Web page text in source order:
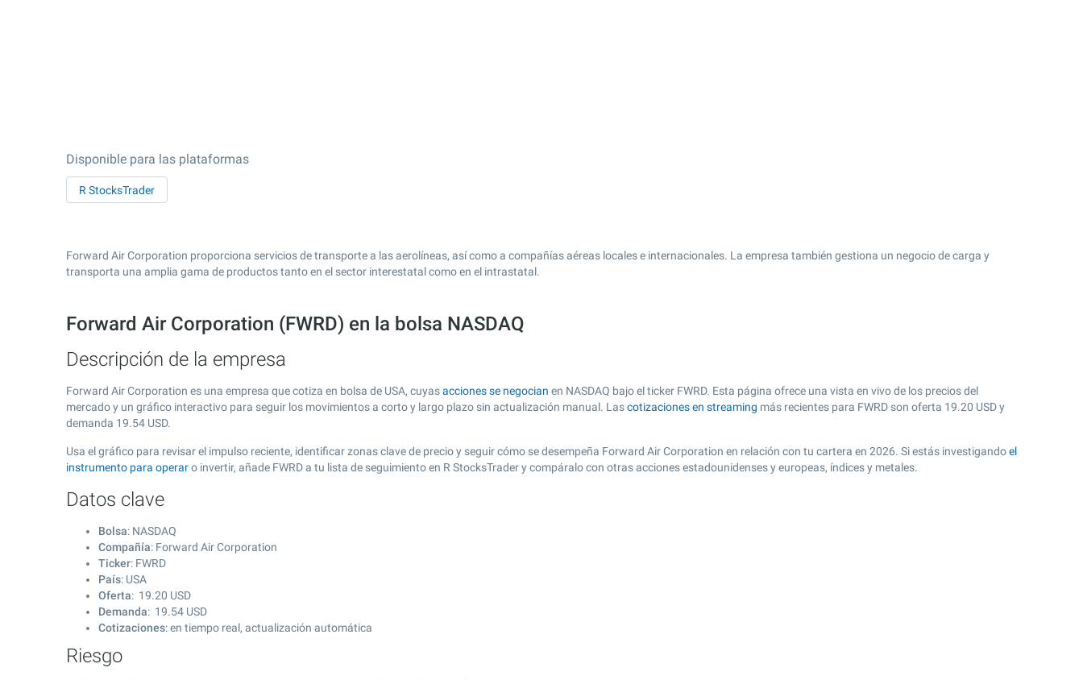
Disponible para las plataformas
R StocksTrader
Forward Air Corporation proporciona servicios de transporte a las aerolíneas, así como a compañías aéreas locales e internacionales. La empresa también gestiona un negocio de carga y
transporta una amplia gama de productos tanto en el sector interestatal como en el intrastatal.
Forward Air Corporation (FWRD) en la bolsa NASDAQ
Descripción de la empresa
Forward Air Corporation es una empresa que cotiza en bolsa de USA, cuyasacciones se negocian en NASDAQ bajo el ticker FWRD. Esta página ofrece una vista en vivo de los precios del
mercado y un gráfico interactivo para seguir los movimientos a corto y largo plazo sin actualización manual. Lascotizaciones en streaming más recientes para FWRD son oferta 19.20 USD y
demanda 19.54 USD.
Usa el gráfico para revisar el impulso reciente, identificar zonas clave de precio y seguir cómo se desempeña Forward Air Corporation en relación con tu cartera en 2026. Si estás investigandoel
instrumento para operaro invertir, añade FWRD a tu lista de seguimiento en R StocksTrader y compáralo con otras acciones estadounidenses y europeas, índices y metales.
Datos clave
Bolsa: NASDAQ
Compañía: Forward Air Corporation
Ticker: FWRD
País: USA
Oferta: 19.20 USD
Demanda: 19.54 USD
Cotizaciones: en tiempo real, actualización automática
Riesgo